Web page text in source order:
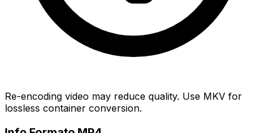
Re-encoding video may reduce quality. Use MKV for
lossless container conversion.